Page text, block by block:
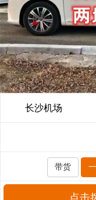
长沙机场
带货